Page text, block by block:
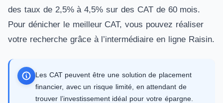
des taux de 2,5% à 4,5% sur des CAT de 60 mois.
Pour dénicher le meilleur CAT, vous pouvez réaliser
votre recherche grâce à l’intermédiaire en ligne Raisin.
Les CAT peuvent être une solution de placement
financier, avec un risque limité, en attendant de
trouver l’investissement idéal pour votre épargne.